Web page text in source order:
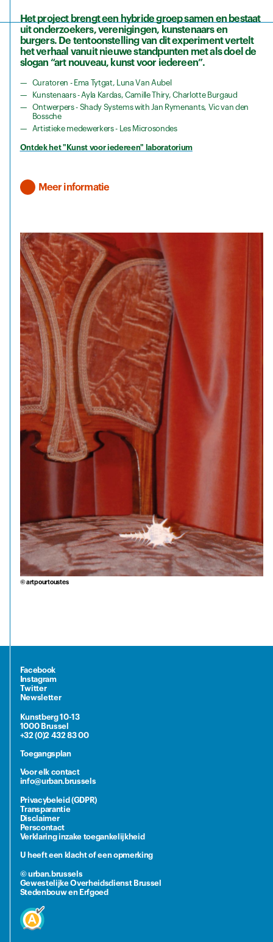
Het project brengt een hybride groep samen en bestaat
uit onderzoekers, verenigingen, kunstenaars en
burgers. De tentoonstelling van dit experiment vertelt
het verhaal vanuit nieuwe standpunten met als doel de
slogan “art nouveau, kunst voor iedereen”.
Curatoren - Ema Tytgat, Luna Van Aubel
Kunstenaars - Ayla Kardas, Camille Thiry, Charlotte Burgaud
Ontwerpers - Shady Systems with Jan Rymenants, Vic van den
Bossche
Artistieke medewerkers - Les Microsondes
Ontdek het "Kunst voor iedereen" laboratorium
Meer informatie
© artpourtoustes
Facebook
Instagram
Twitter
Newsletter
Kunstberg 10-13
1000 Brussel
+32 (0)2 432 83 00
Toegangsplan
Voor elk contact
info@urban.brussels
Privacybeleid (GDPR)
Transparantie
Disclaimer
Perscontact
Verklaring inzake toegankelijkheid
U heeft een klacht of een opmerking
© urban.brussels
Gewestelijke Overheidsdienst Brussel
Stedenbouw en Erfgoed